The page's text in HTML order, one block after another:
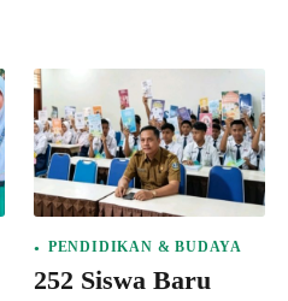
PENDIDIKAN & BUDAYA
252 Siswa Baru